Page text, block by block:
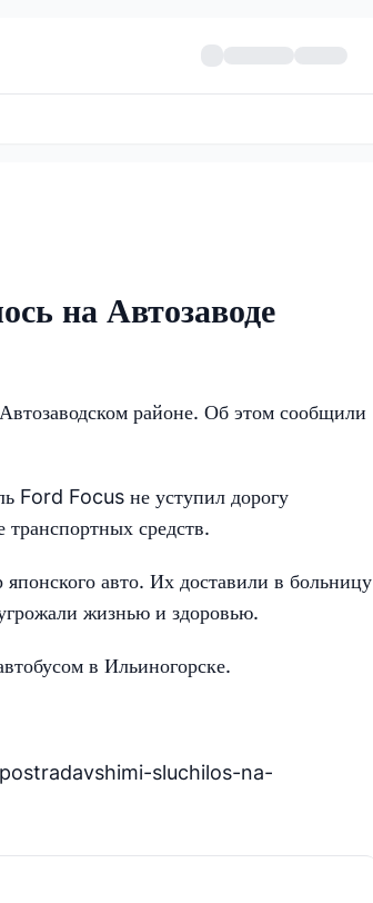
на Автозаводе
районе. Об этом сообщили
Ford Focus не уступил дорогу
средств.
авто. Их доставили в больницу
жизнью и здоровью.
в Ильиногорске.
sluchilos-na-